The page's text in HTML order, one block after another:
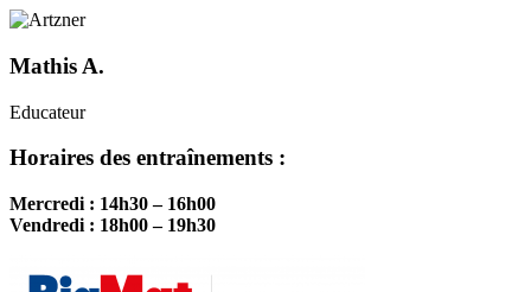
Mathis A.
Educateur
Horaires des entraînements :
Mercredi : 14h30 – 16h00
Vendredi : 18h00 – 19h30